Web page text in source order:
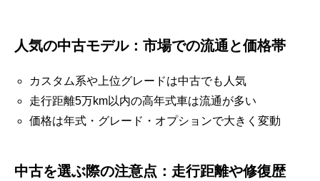
人気の中古モデル：市場での流通と価格帯
カスタム系や上位グレードは中古でも人気
走行距離5万km以内の高年式車は流通が多い
価格は年式・グレード・オプションで大きく変動
中古を選ぶ際の注意点：走行距離や修復歴